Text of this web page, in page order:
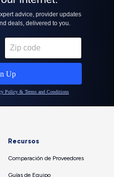
Recursos
Comparación de Proveedores
Guías de Equipo